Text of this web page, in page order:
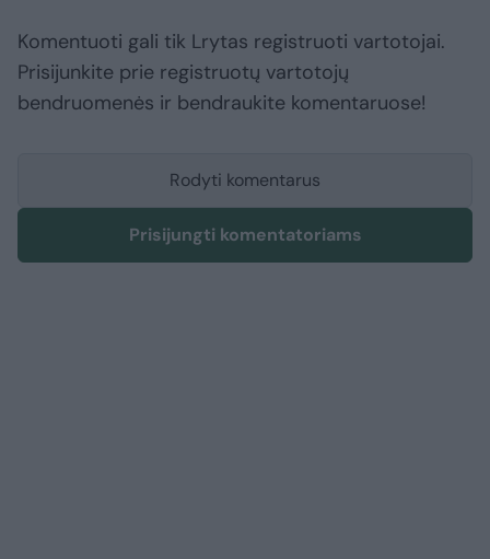
Komentuoti gali tik Lrytas registruoti vartotojai.
Prisijunkite prie registruotų vartotojų
bendruomenės ir bendraukite komentaruose!
Rodyti komentarus
Prisijungti komentatoriams